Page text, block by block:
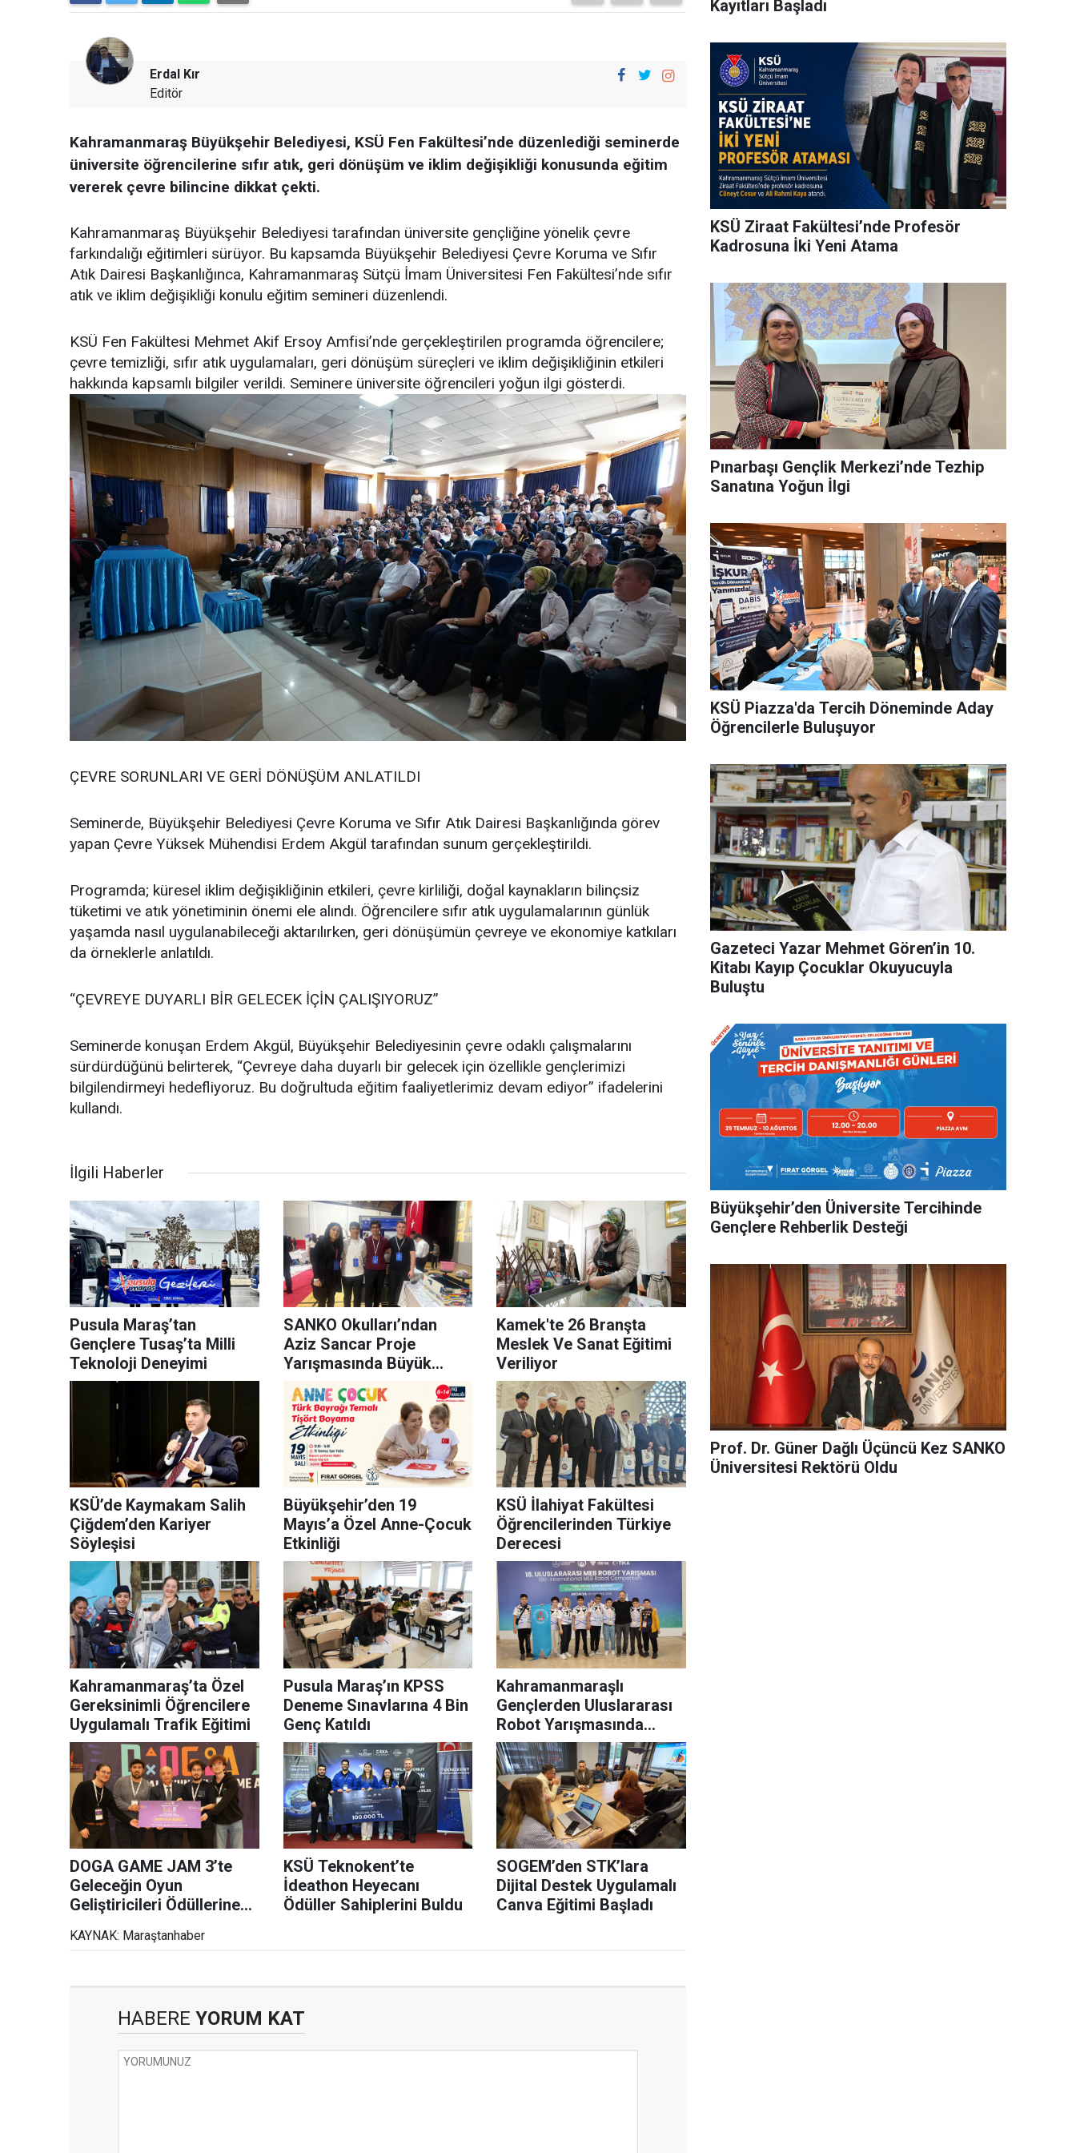
Erdal Kır
Editör
Kahramanmaraş Büyükşehir Belediyesi, KSÜ Fen Fakültesi’nde düzenlediği seminerde
üniversite öğrencilerine sıfır atık, geri dönüşüm ve iklim değişikliği konusunda eğitim
vererek çevre bilincine dikkat çekti.
Kahramanmaraş Büyükşehir Belediyesi tarafından üniversite gençliğine yönelik çevre
farkındalığı eğitimleri sürüyor. Bu kapsamda Büyükşehir Belediyesi Çevre Koruma ve Sıfır
Atık Dairesi Başkanlığınca, Kahramanmaraş Sütçü İmam Üniversitesi Fen Fakültesi’nde sıfır
atık ve iklim değişikliği konulu eğitim semineri düzenlendi.
KSÜ Fen Fakültesi Mehmet Akif Ersoy Amfisi’nde gerçekleştirilen programda öğrencilere;
çevre temizliği, sıfır atık uygulamaları, geri dönüşüm süreçleri ve iklim değişikliğinin etkileri
hakkında kapsamlı bilgiler verildi. Seminere üniversite öğrencileri yoğun ilgi gösterdi.
ÇEVRE SORUNLARI VE GERİ DÖNÜŞÜM ANLATILDI
Seminerde, Büyükşehir Belediyesi Çevre Koruma ve Sıfır Atık Dairesi Başkanlığında görev
yapan Çevre Yüksek Mühendisi Erdem Akgül tarafından sunum gerçekleştirildi.
Programda; küresel iklim değişikliğinin etkileri, çevre kirliliği, doğal kaynakların bilinçsiz
tüketimi ve atık yönetiminin önemi ele alındı. Öğrencilere sıfır atık uygulamalarının günlük
yaşamda nasıl uygulanabileceği aktarılırken, geri dönüşümün çevreye ve ekonomiye katkıları
da örneklerle anlatıldı.
“ÇEVREYE DUYARLI BİR GELECEK İÇİN ÇALIŞIYORUZ”
Seminerde konuşan Erdem Akgül, Büyükşehir Belediyesinin çevre odaklı çalışmalarını
sürdürdüğünü belirterek, “Çevreye daha duyarlı bir gelecek için özellikle gençlerimizi
bilgilendirmeyi hedefliyoruz. Bu doğrultuda eğitim faaliyetlerimiz devam ediyor” ifadelerini
kullandı.
İlgili Haberler
Pusula Maraş’tan
Gençlere Tusaş’ta Milli
Teknoloji Deneyimi
SANKO Okulları’ndan
Aziz Sancar Proje
Yarışmasında Büyük
Başarı
Kamek'te 26 Branşta
Meslek Ve Sanat Eğitimi
Veriliyor
KSÜ’de Kaymakam Salih
Çiğdem’den Kariyer
Söyleşisi
Büyükşehir’den 19
Mayıs’a Özel Anne-Çocuk
Etkinliği
KSÜ İlahiyat Fakültesi
Öğrencilerinden Türkiye
Derecesi
Kahramanmaraş’ta Özel
Gereksinimli Öğrencilere
Uygulamalı Trafik Eğitimi
Pusula Maraş’ın KPSS
Deneme Sınavlarına 4 Bin
Genç Katıldı
Kahramanmaraşlı
Gençlerden Uluslararası
Robot Yarışmasında
Büyük Başarı
DOGA GAME JAM 3’te
Geleceğin Oyun
Geliştiricileri Ödüllerine
KSÜ Teknokent’te
İdeathon Heyecanı
Ödüller Sahiplerini Buldu
SOGEM’den STK’lara
Dijital Destek Uygulamalı
Canva Eğitimi Başladı
KAYNAK: Maraştanhaber
HABERE YORUM KAT
Kayıtları Başladı
KSÜ Ziraat Fakültesi’nde Profesör
Kadrosuna İki Yeni Atama
Pınarbaşı Gençlik Merkezi’nde Tezhip
Sanatına Yoğun İlgi
KSÜ Piazza'da Tercih Döneminde Aday
Öğrencilerle Buluşuyor
Gazeteci Yazar Mehmet Gören’in 10.
Kitabı Kayıp Çocuklar Okuyucuyla
Buluştu
Büyükşehir’den Üniversite Tercihinde
Gençlere Rehberlik Desteği
Prof. Dr. Güner Dağlı Üçüncü Kez SANKO
Üniversitesi Rektörü Oldu